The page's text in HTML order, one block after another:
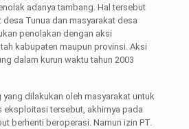
adanya tambang. Hal tersebut
Tunua dan masyarakat desa
penolakan dengan aksi
kabupaten maupun provinsi. Aksi
dalam kurun waktu tahun 2003
dilakukan oleh masyarakat untuk
eksploitasi tersebut, akhirnya pada
berhenti beroperasi. Namun izin PT.